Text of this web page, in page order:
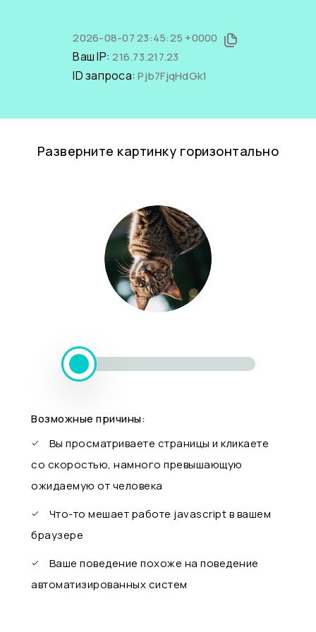
2026-08-07 23:45:25 +0000
Ваш IP:216.73.217.23
ID запроса:Pjb7FjqHdGk1
Разверните картинку горизонтально
Возможные причины:
Вы просматриваете страницы и кликаете
со скоростью, намного превышающую
ожидаемую от человека
Что-то мешает работе javascript в вашем
браузере
Ваше поведение похоже на поведение
автоматизированных систем